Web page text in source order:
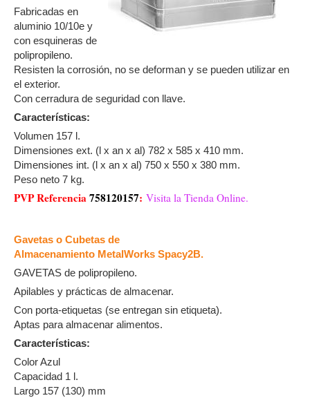
Fabricadas en
aluminio 10/10e y
con esquineras de
polipropileno.
Resisten la corrosión, no se deforman y se pueden utilizar en
el exterior.
Con cerradura de seguridad con llave.
Características:
Volumen 157 l.
Dimensiones ext. (l x an x al) 782 x 585 x 410 mm.
Dimensiones int. (l x an x al) 750 x 550 x 380 mm.
Peso neto 7 kg.
PVP Referencia758120157: Visita la Tienda Online.
Gavetas o Cubetas de
Almacenamiento MetalWorks Spacy2B.
GAVETAS de polipropileno.
Apilables y prácticas de almacenar.
Con porta-etiquetas (se entregan sin etiqueta).
Aptas para almacenar alimentos.
Características:
Color Azul
Capacidad 1 l.
Largo 157 (130) mm